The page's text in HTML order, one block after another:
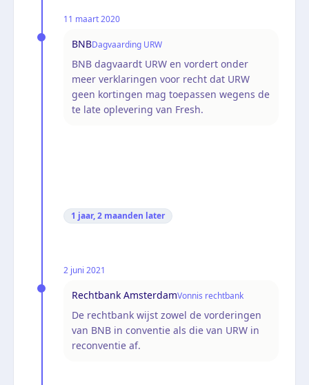
11 maart 2020
BNBDagvaarding URW
BNB dagvaardt URW en vordert onder
meer verklaringen voor recht dat URW
geen kortingen mag toepassen wegens de
te late oplevering van Fresh.
1 jaar, 2 maanden later
2 juni 2021
Rechtbank AmsterdamVonnis rechtbank
De rechtbank wijst zowel de vorderingen
van BNB in conventie als die van URW in
reconventie af.